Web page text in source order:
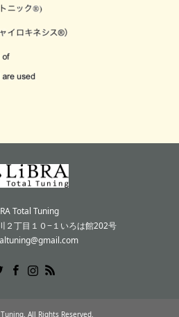
Total Tuning
２丁目１０−１いろは館202号
Tuning. All Rights Reserved.